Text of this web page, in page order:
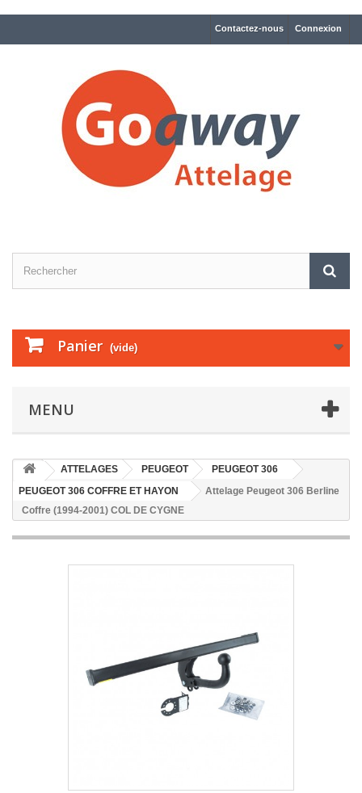
Connexion
Contactez-nous
Panier (vide)
MENU
ATTELAGES PEUGEOT
PEUGEOT 306
PEUGEOT 306 COFFRE ET HAYON
Attelage Peugeot 306 Berline
Coffre (1994-2001) COL DE CYGNE